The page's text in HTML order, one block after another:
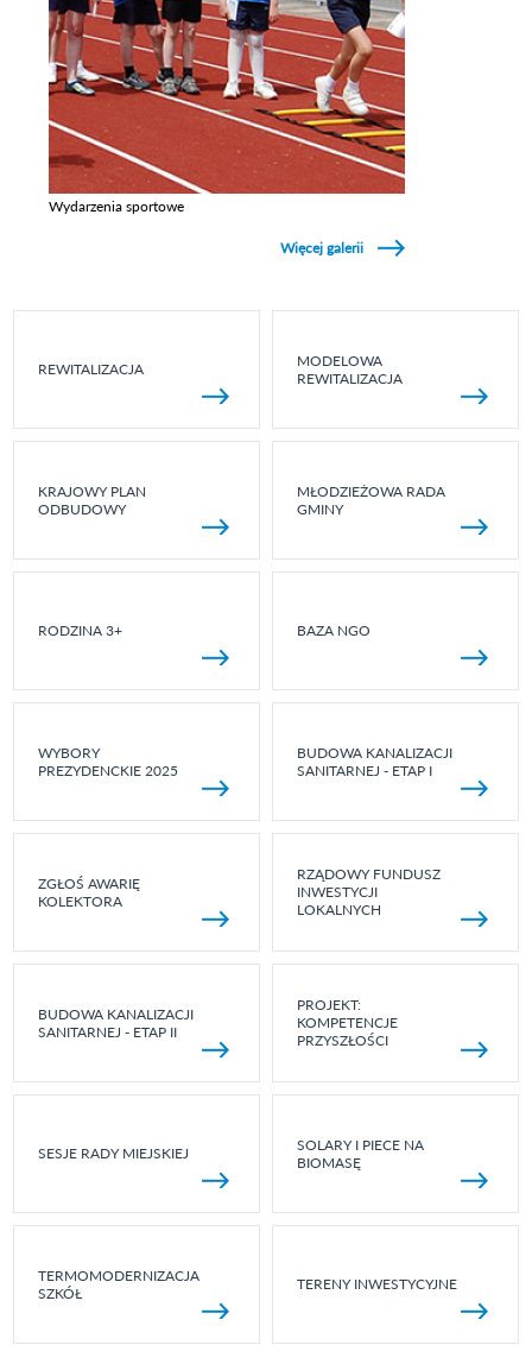
Wydarzenia sportowe
Więcej galerii
REWITALIZACJA
MODELOWA
REWITALIZACJA
KRAJOWY PLAN
ODBUDOWY
MŁODZIEŻOWA RADA
GMINY
RODZINA 3+ BAZA NGO
WYBORY
PREZYDENCKIE 2025
BUDOWA KANALIZACJI
SANITARNEJ - ETAP I
ZGŁOŚ AWARIĘ
KOLEKTORA
RZĄDOWY FUNDUSZ
INWESTYCJI
LOKALNYCH
BUDOWA KANALIZACJI
SANITARNEJ - ETAP II
PROJEKT:
KOMPETENCJE
PRZYSZŁOŚCI
SESJE RADY MIEJSKIEJ
SOLARY I PIECE NA
BIOMASĘ
TERMOMODERNIZACJA
SZKÓŁ
TERENY INWESTYCYJNE